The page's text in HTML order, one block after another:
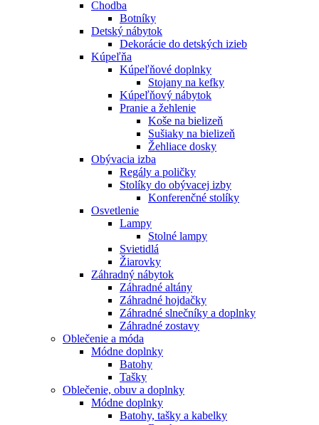
Chodba
Botníky
Detský nábytok
Dekorácie do detských izieb
Kúpeľňa
Kúpeľňové doplnky
Stojany na kefky
Kúpeľňový nábytok
Pranie a žehlenie
Koše na bielizeň
Sušiaky na bielizeň
Žehliace dosky
Obývacia izba
Regály a poličky
Stolíky do obývacej izby
Konferenčné stolíky
Osvetlenie
Lampy
Stolné lampy
Svietidlá
Žiarovky
Záhradný nábytok
Záhradné altány
Záhradné hojdačky
Záhradné slnečníky a doplnky
Záhradné zostavy
Oblečenie a móda
Módne doplnky
Batohy
Tašky
Oblečenie, obuv a doplnky
Módne doplnky
Batohy, tašky a kabelky